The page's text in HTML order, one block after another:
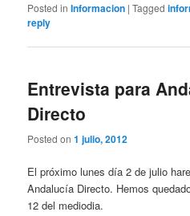
Posted in Informacion |Tagged
reply
Entrevista para
Directo
Posted on1 julio, 2012
El próximo lunes día 2 de julio
Andalucía Directo. Hemos
12 del mediodia.